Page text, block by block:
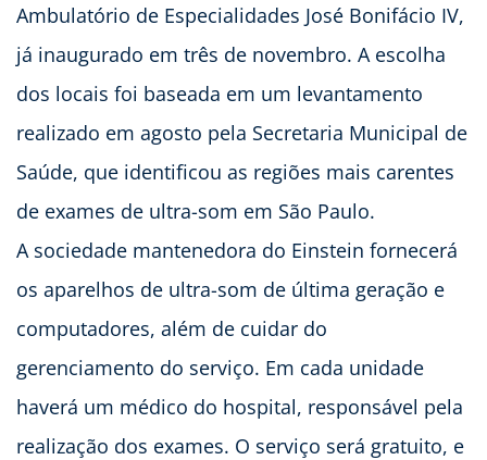
Ambulatório de Especialidades José Bonifácio IV,
já inaugurado em três de novembro. A escolha
dos locais foi baseada em um levantamento
realizado em agosto pela Secretaria Municipal de
Saúde, que identificou as regiões mais carentes
de exames de ultra-som em São Paulo.
A sociedade mantenedora do Einstein fornecerá
os aparelhos de ultra-som de última geração e
computadores, além de cuidar do
gerenciamento do serviço. Em cada unidade
haverá um médico do hospital, responsável pela
realização dos exames. O serviço será gratuito, e